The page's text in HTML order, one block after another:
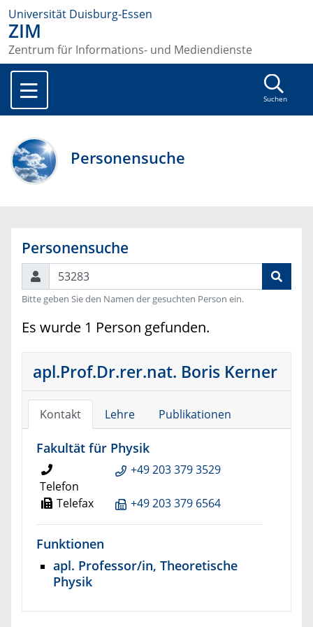
Universität Duisburg-Essen
ZIM
Zentrum für Informations- und Mediendienste
Suchen
Personensuche
Personensuche
Suchen
Bitte geben Sie den Namen der gesuchten Person ein.
Es wurde 1 Person gefunden.
apl.Prof.Dr.rer.nat. Boris Kerner
Kontakt Lehre Publikationen
Fakultät für Physik
Telefon
+49 203 379 3529
Telefax +49 203 379 6564
Funktionen
apl. Professor/in, Theoretische
Physik